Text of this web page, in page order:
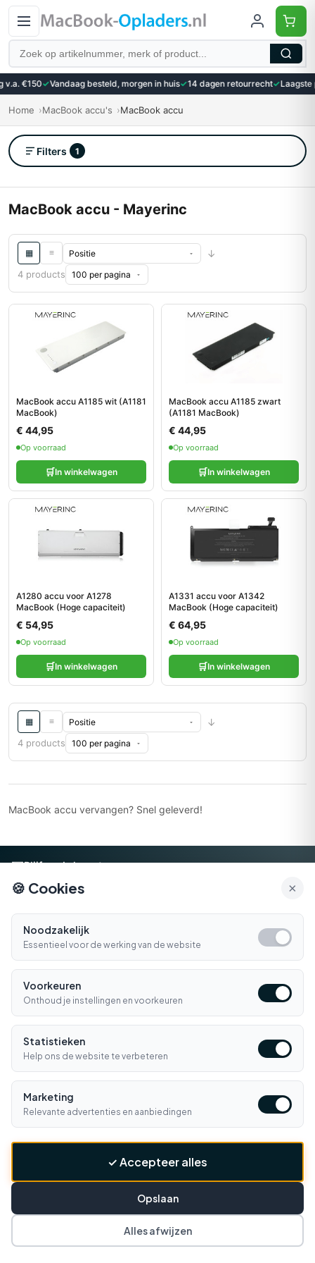
v.a. €150✓Vandaag besteld, morgen in huis✓14 dagen retourrecht✓Laagste
Home MacBook accu's MacBook accu
Filters 1
MacBook accu - Mayerinc
▦ ≡ ↓
4 products
MacBook accu A1185 wit (A1181
MacBook)
€ 44,95
Op voorraad
🛒In winkelwagen
MacBook accu A1185 zwart
(A1181 MacBook)
€ 44,95
Op voorraad
🛒In winkelwagen
A1280 accu voor A1278
MacBook (Hoge capaciteit)
€ 54,95
Op voorraad
🛒In winkelwagen
A1331 accu voor A1342
MacBook (Hoge capaciteit)
€ 64,95
Op voorraad
🛒In winkelwagen
▦ ≡ ↓
4 products
MacBook accu vervangen? Snel geleverd!
📧Blijf op de hoogte
Aanmelden
Gratis verzending
Vanaf €150 Gemakkelijk online regelen
Snel geleverd
Bellen
Klantenservice
Winkelen
f 📷 ▶
🍪 Cookies ×
Noodzakelijk
Essentieel voor de werking van de website
Voorkeuren
Onthoud je instellingen en voorkeuren
Statistieken
Help ons de website te verbeteren
Marketing
Relevante advertenties en aanbiedingen
✓ Accepteer alles
Opslaan
Alles afwijzen